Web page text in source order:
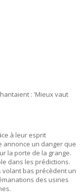
: 'Mieux vaut
à leur esprit
annonce un danger que
la porte de la grange.
dans les prédictions.
bas précèdent un
des usines